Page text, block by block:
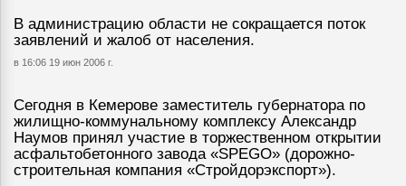
В администрацию области не сокращается поток
заявлений и жалоб от населения.
в 16:06 19 июн 2006 г.
Сегодня в Кемерове заместитель губернатора по
жилищно-коммунальному комплексу Александр
Наумов принял участие в торжественном открытии
асфальтобетонного завода «SPEGO» (дорожно-
строительная компания «Стройдорэкспорт»).